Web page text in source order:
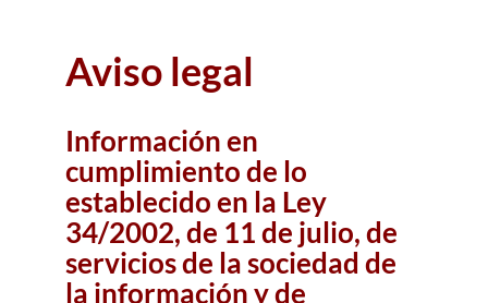
Aviso legal
Información en
cumplimiento de lo
establecido en la Ley
34/2002, de 11 de julio, de
servicios de la sociedad de
la información y de